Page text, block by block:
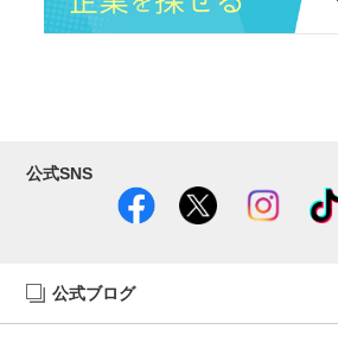
公式SNS
公式ブログ